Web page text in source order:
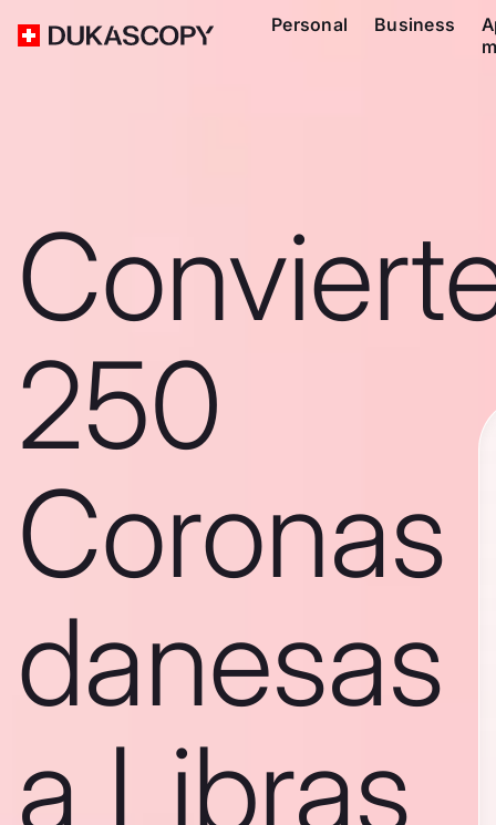
Personal Business
250
Coronas
danesas
a Libras